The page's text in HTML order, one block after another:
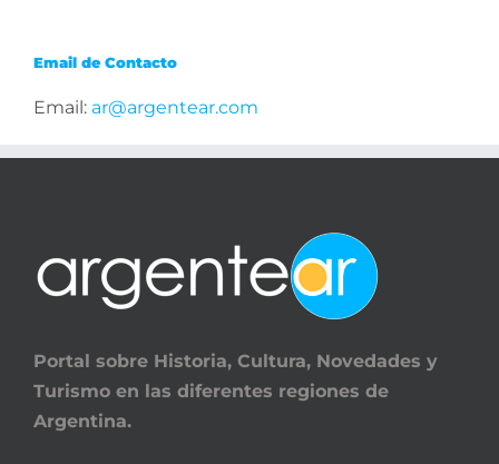
Email de Contacto
Email: ar@argentear.com
Portal sobre Historia, Cultura, Novedades y
Turismo en las diferentes regiones de
Argentina.